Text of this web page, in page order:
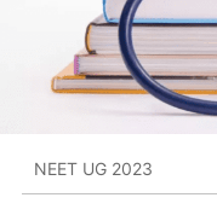
NEET UG 2023